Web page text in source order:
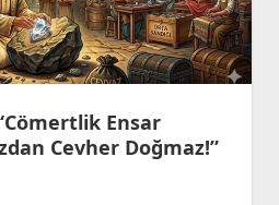
İletişim
Ensar
Cevher Doğmaz!”